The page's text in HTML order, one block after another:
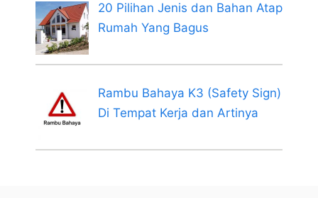
20 Pilihan Jenis dan Bahan Atap
Rumah Yang Bagus
Rambu Bahaya K3 (Safety Sign)
Di Tempat Kerja dan Artinya